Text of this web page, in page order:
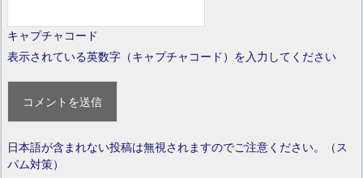
キャプチャコード
表示されている英数字（キャプチャコード）を入力してください
日本語が含まれない投稿は無視されますのでご注意ください。（ス
パム対策）